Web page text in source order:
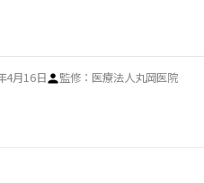
4月16日 監修： 医療法人丸岡医院